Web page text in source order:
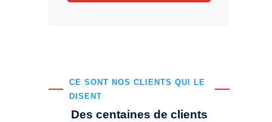
CE SONT NOS CLIENTS QUI LE
DISENT
Des centaines de clients